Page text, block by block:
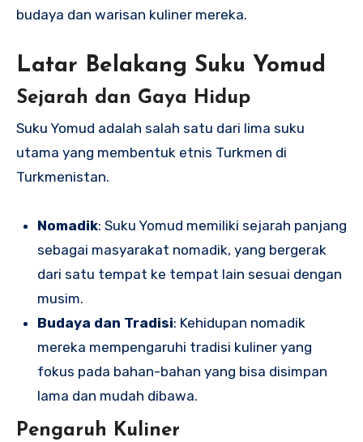
budaya dan warisan kuliner mereka.
Latar Belakang Suku Yomud
Sejarah dan Gaya Hidup
Suku Yomud adalah salah satu dari lima suku
utama yang membentuk etnis Turkmen di
Turkmenistan.
Nomadik: Suku Yomud memiliki sejarah panjang
sebagai masyarakat nomadik, yang bergerak
dari satu tempat ke tempat lain sesuai dengan
musim.
Budaya dan Tradisi: Kehidupan nomadik
mereka mempengaruhi tradisi kuliner yang
fokus pada bahan-bahan yang bisa disimpan
lama dan mudah dibawa.
Pengaruh Kuliner